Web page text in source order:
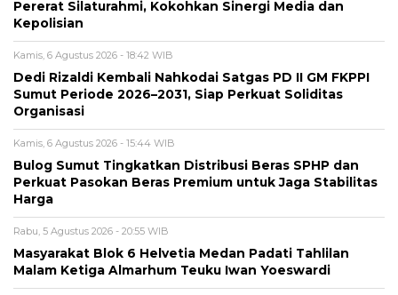
Pererat Silaturahmi, Kokohkan Sinergi Media dan
Kepolisian
Kamis, 6 Agustus 2026 - 18:42 WIB
Dedi Rizaldi Kembali Nahkodai Satgas PD II GM FKPPI
Sumut Periode 2026–2031, Siap Perkuat Soliditas
Organisasi
Kamis, 6 Agustus 2026 - 15:44 WIB
Bulog Sumut Tingkatkan Distribusi Beras SPHP dan
Perkuat Pasokan Beras Premium untuk Jaga Stabilitas
Harga
Rabu, 5 Agustus 2026 - 20:55 WIB
Masyarakat Blok 6 Helvetia Medan Padati Tahlilan
Malam Ketiga Almarhum Teuku Iwan Yoeswardi